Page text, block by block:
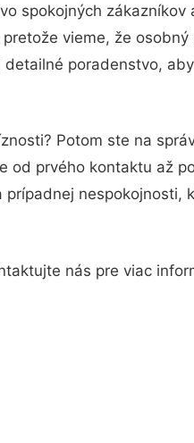
spokojných
vieme, že
poradenstvo,
Potom ste na
od prvého kontaktu až
nespokojnosti,
nás pre viac